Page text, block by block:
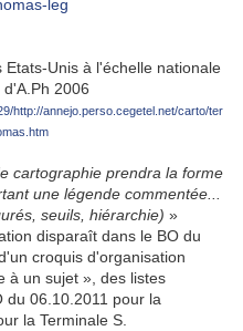
Unis à l'échelle nationale
2006
http://annejo.perso.cegetel.net/carto/ter
cartographie prendra la forme
une légende commentée...
seuils, hiérarchie) »
disparaît dans le BO du
croquis d'organisation
à un sujet », des listes
du 06.10.2011 pour la
la Terminale S.